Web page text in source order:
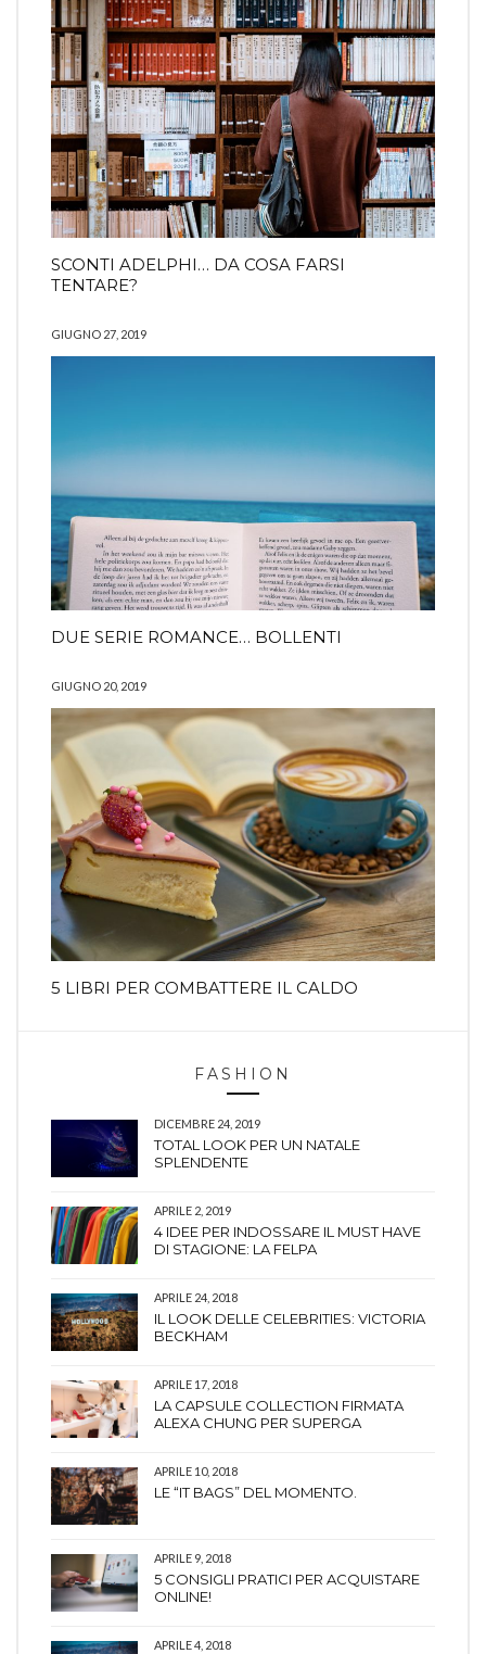
SCONTI ADELPHI… DA COSA FARSI
TENTARE?
GIUGNO 27, 2019
DUE SERIE ROMANCE… BOLLENTI
GIUGNO 20, 2019
5 LIBRI PER COMBATTERE IL CALDO
FASHION
DICEMBRE 24, 2019
TOTAL LOOK PER UN NATALE
SPLENDENTE
APRILE 2, 2019
4 IDEE PER INDOSSARE IL MUST HAVE
DI STAGIONE: LA FELPA
APRILE 24, 2018
IL LOOK DELLE CELEBRITIES: VICTORIA
BECKHAM
APRILE 17, 2018
LA CAPSULE COLLECTION FIRMATA
ALEXA CHUNG PER SUPERGA
APRILE 10, 2018
LE “IT BAGS” DEL MOMENTO.
APRILE 9, 2018
5 CONSIGLI PRATICI PER ACQUISTARE
ONLINE!
APRILE 4, 2018